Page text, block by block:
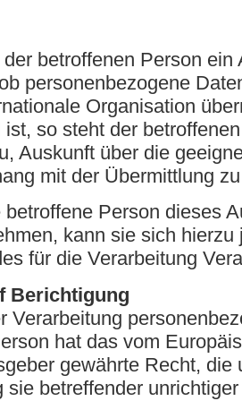
betroffenen Person ein
personenbezogene
Organisation
ist, so steht der
Auskunft über die
mit der Übermittlung
betroffene Person dieses
kann sie sich hierzu
für die Verarbeitung
Berichtigung
Verarbeitung
hat das vom
gewährte Recht, die
sie betreffender